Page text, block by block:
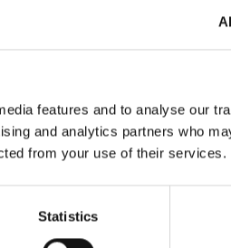
features and to analyse our
and analytics partners who
from your use of their services.
Statistics
La
SUV